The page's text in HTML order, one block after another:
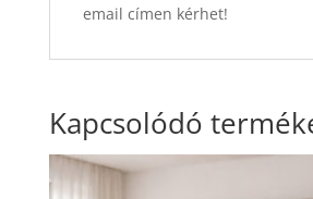
email címen kérhet!
Kapcsolódó